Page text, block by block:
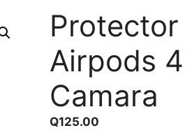
Protector
Airpods 4
Camara
Q125.00